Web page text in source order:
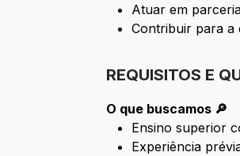
Atuar em
Contribuir para a
REQUISITOS E
O que buscamos 🔎
Ensino superior
Experiência